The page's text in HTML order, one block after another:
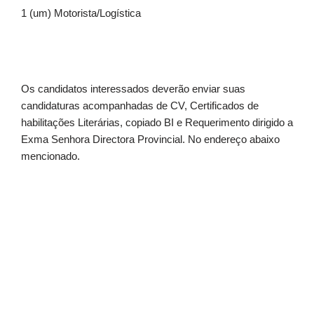
1 (um) Motorista/Logística
Os candidatos interessados deverão enviar suas
candidaturas acompanhadas de CV, Certificados de
habilitações Literárias, copiado BI e Requerimento dirigido a
Exma Senhora Directora Provincial. No endereço abaixo
mencionado.